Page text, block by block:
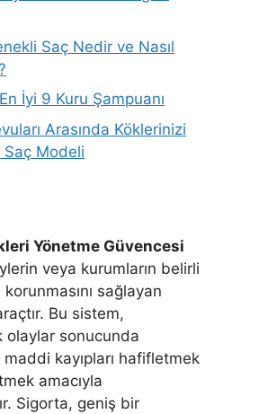
Saç Nedir ve Nasıl
En İyi 9 Kuru Şampuanı
Arasında Köklerinizi
Modeli
Yönetme Güvencesi
veya kurumların belirli
sağlayan
Bu sistem,
olaylar sonucunda
kayıpları hafifletmek
amacıyla
Sigorta, geniş bir